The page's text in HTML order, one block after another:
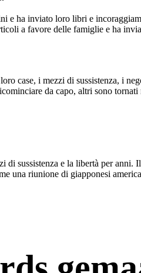
e ha inviato loro libri e
a favore delle famiglie e ha
case, i mezzi di sussistenza, i
da capo, altri sono
sussistenza e la libertà per anni.
una riunione di giapponesi